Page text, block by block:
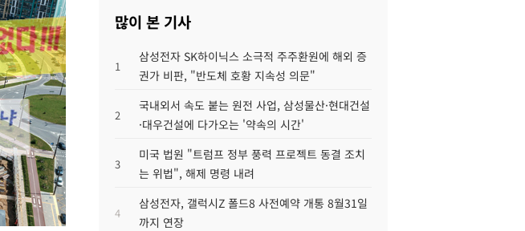
많이 본 기사
1
삼성전자 SK하이닉스 소극적 주주환원에 해외 증
권가 비판, "반도체 호황 지속성 의문"
2
국내외서 속도 붙는 원전 사업, 삼성물산·현대건설
·대우건설에 다가오는 '약속의 시간'
3
미국 법원 "트럼프 정부 풍력 프로젝트 동결 조치
는 위법", 해제 명령 내려
4
삼성전자, 갤럭시Z 폴드8 사전예약 개통 8월31일
까지 연장